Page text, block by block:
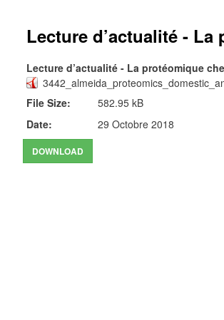
Lecture d’actualité -
Lecture d’actualité - La protéomique
File Size:
582.95 kB
Date:
29 Octobre 2018